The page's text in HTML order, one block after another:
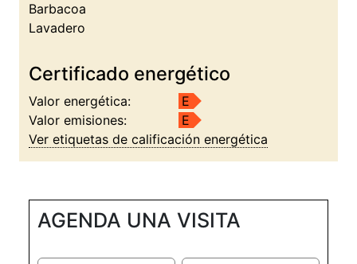
Barbacoa
Lavadero
Certificado energético
Valor energética:
E
Valor emisiones:
E
Ver etiquetas de calificación energética
AGENDA UNA VISITA